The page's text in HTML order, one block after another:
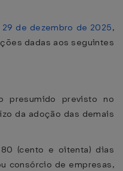
de dezembro de 2025,
dadas aos seguintes
presumido previsto no
da adoção das demais
(cento e oitenta) dias
consórcio de empresas,